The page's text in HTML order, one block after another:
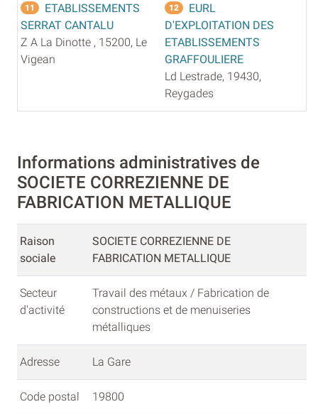
11
ETABLISSEMENTS
SERRAT CANTALU
Z A La Dinotte , 15200, Le
Vigean
12
EURL
D'EXPLOITATION DES
ETABLISSEMENTS
GRAFFOULIERE
Ld Lestrade, 19430,
Reygades
Informations administratives de
SOCIETE CORREZIENNE DE
FABRICATION METALLIQUE
Raison
sociale
SOCIETE CORREZIENNE DE
FABRICATION METALLIQUE
Secteur
d'activité
Travail des métaux / Fabrication de
constructions et de menuiseries
métalliques
Adresse La Gare
Code postal 19800